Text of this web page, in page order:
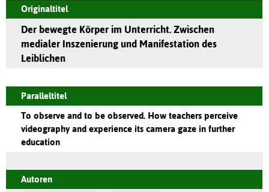
Originaltitel
Der bewegte Körper im Unterricht. Zwischen
medialer Inszenierung und Manifestation des
Leiblichen
Paralleltitel
To observe and to be observed. How teachers perceive
videography and experience its camera gaze in further
education
Autoren